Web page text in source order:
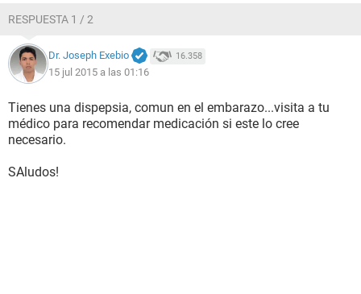
RESPUESTA 1 / 2
Dr. Joseph Exebio 16.358
15 jul 2015 a las 01:16
Tienes una dispepsia, comun en el embarazo...visita a tu
médico para recomendar medicación si este lo cree
necesario.
SAludos!